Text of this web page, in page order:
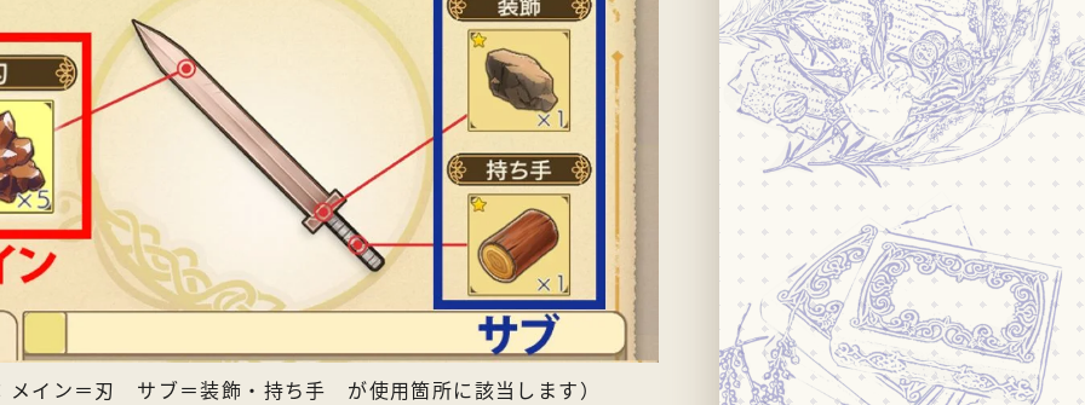
メイン＝刃 サブ＝装飾・持ち手 が使用箇所に該当します）